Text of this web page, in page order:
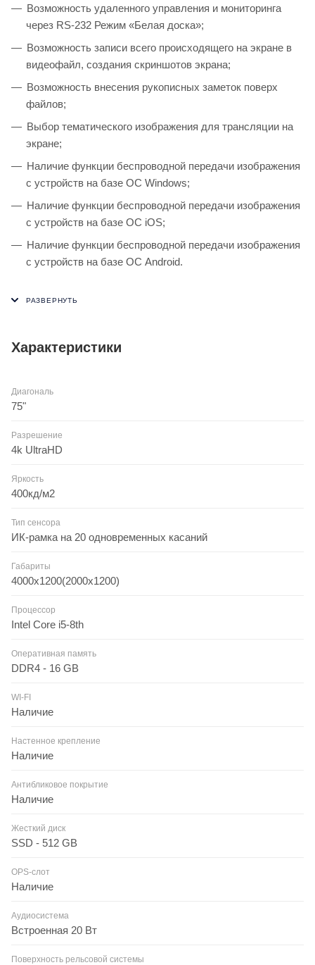
Возможность удаленного управления и мониторинга
через RS-232 Режим «Белая доска»;
Возможность записи всего происходящего на экране в
видеофайл, создания скриншотов экрана;
Возможность внесения рукописных заметок поверх
файлов;
Выбор тематического изображения для трансляции на
экране;
Наличие функции беспроводной передачи изображения
с устройств на базе ОС Windows;
Наличие функции беспроводной передачи изображения
с устройств на базе ОС iOS;
Наличие функции беспроводной передачи изображения
с устройств на базе ОС Android.
Характеристики
Диагональ
75"
Разрешение
4k UltraHD
Яркость
400кд/м2
Тип сенсора
ИК-рамка на 20 одновременных касаний
Габариты
4000х1200(2000х1200)
Процессор
Intel Core i5-8th
Оперативная память
DDR4 - 16 GB
WI-FI
Наличие
Настенное крепление
Наличие
Антибликовое покрытие
Наличие
Жесткий диск
SSD - 512 GB
OPS-слот
Наличие
Аудиосистема
Встроенная 20 Вт
Поверхность рельсовой системы